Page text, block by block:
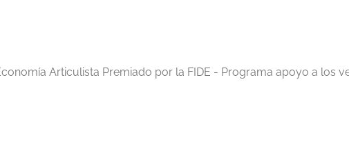
Articulista Premiado por la FIDE - Programa apoyo a los